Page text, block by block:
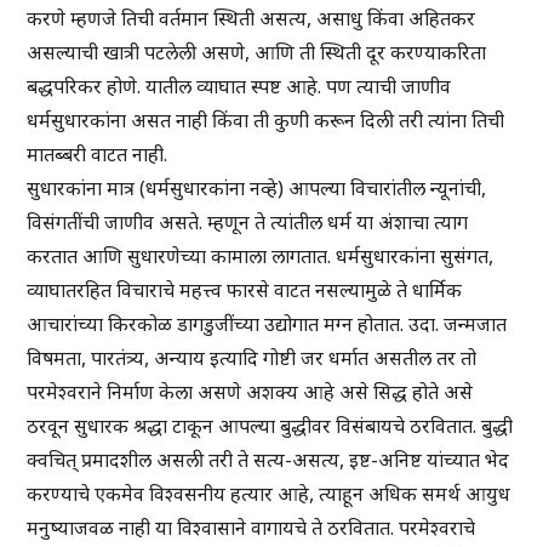
करणे म्हणजे तिची वर्तमान स्थिती असत्य, असाधु किंवा अहितकर
असल्याची खात्री पटलेली असणे, आणि ती स्थिती दूर करण्याकरिता
बद्धपरिकर होणे. यातील व्याघात स्पष्ट आहे. पण त्याची जाणीव
धर्मसुधारकांना असत नाही किंवा ती कुणी करून दिली तरी त्यांना तिची
मातब्बरी वाटत नाही.
सुधारकांना मात्र (धर्मसुधारकांना नव्हे) आपल्या विचारांतील न्यूनांची,
विसंगतींची जाणीव असते. म्हणून ते त्यांतील धर्म या अंशाचा त्याग
करतात आणि सुधारणेच्या कामाला लागतात. धर्मसुधारकांना सुसंगत,
व्याघातरहित विचाराचे महत्त्व फारसे वाटत नसल्यामुळे ते धार्मिक
आचारांच्या किरकोळ डागडुजींच्या उद्योगात मग्न होतात. उदा. जन्मजात
विषमता, पारतंत्र्य, अन्याय इत्यादि गोष्टी जर धर्मात असतील तर तो
परमेश्वराने निर्माण केला असणे अशक्य आहे असे सिद्ध होते असे
ठरवून सुधारक श्रद्धा टाकून आपल्या बुद्धीवर विसंबायचे ठरवितात. बुद्धी
क्वचित् प्रमादशील असली तरी ते सत्य-असत्य, इष्ट-अनिष्ट यांच्यात भेद
करण्याचे एकमेव विश्वसनीय हत्यार आहे, त्याहून अधिक समर्थ आयुध
मनुष्याजवळ नाही या विश्वासाने वागायचे ते ठरवितात. परमेश्वराचे